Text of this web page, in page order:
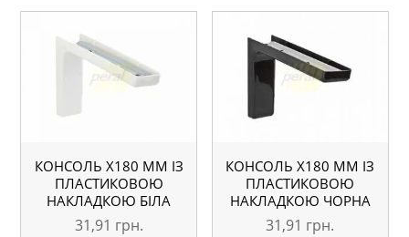
КОНСОЛЬ Х180 ММ ІЗ
ПЛАСТИКОВОЮ
НАКЛАДКОЮ БІЛА
31,91 грн.
КОНСОЛЬ Х180 ММ ІЗ
ПЛАСТИКОВОЮ
НАКЛАДКОЮ ЧОРНА
31,91 грн.